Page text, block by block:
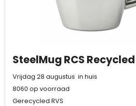
SteelMug RCS
Vrijdag 28 augustus in huis
8060 op voorraad
Gerecycled RVS